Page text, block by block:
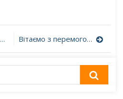
Вітаємо з перемогою!